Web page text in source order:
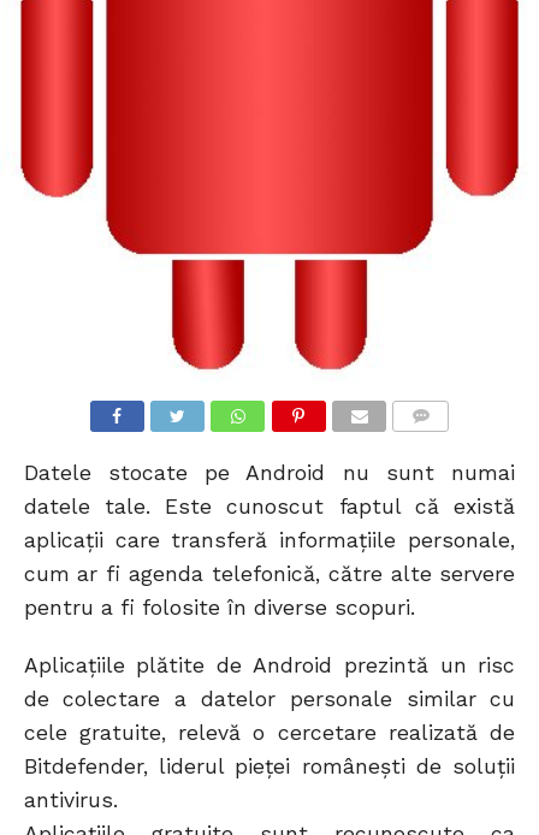
Datele stocate pe Android nu sunt numai
datele tale. Este cunoscut faptul că există
aplicații care transferă informațiile personale,
cum ar fi agenda telefonică, către alte servere
pentru a fi folosite în diverse scopuri.
Aplicațiile plătite de Android prezintă un risc
de colectare a datelor personale similar cu
cele gratuite, relevă o cercetare realizată de
Bitdefender, liderul pieței românești de soluții
antivirus.